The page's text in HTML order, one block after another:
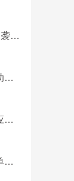
山西有个“养老县城”逆袭，环境舒适，设施完善物价不高适合居住
寿光：田柳镇养老互助示范站：老年人的幸福家园
美好家园心系民生响应国家号召推出“ARB生态”养老模式
机关事业单位与企业单位的养老金差距大吗？